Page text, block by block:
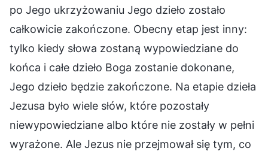
po Jego ukrzyżowaniu Jego dzieło zostało
całkowicie zakończone. Obecny etap jest inny:
tylko kiedy słowa zostaną wypowiedziane do
końca i całe dzieło Boga zostanie dokonane,
Jego dzieło będzie zakończone. Na etapie dzieła
Jezusa było wiele słów, które pozostały
niewypowiedziane albo które nie zostały w pełni
wyrażone. Ale Jezus nie przejmował się tym, co